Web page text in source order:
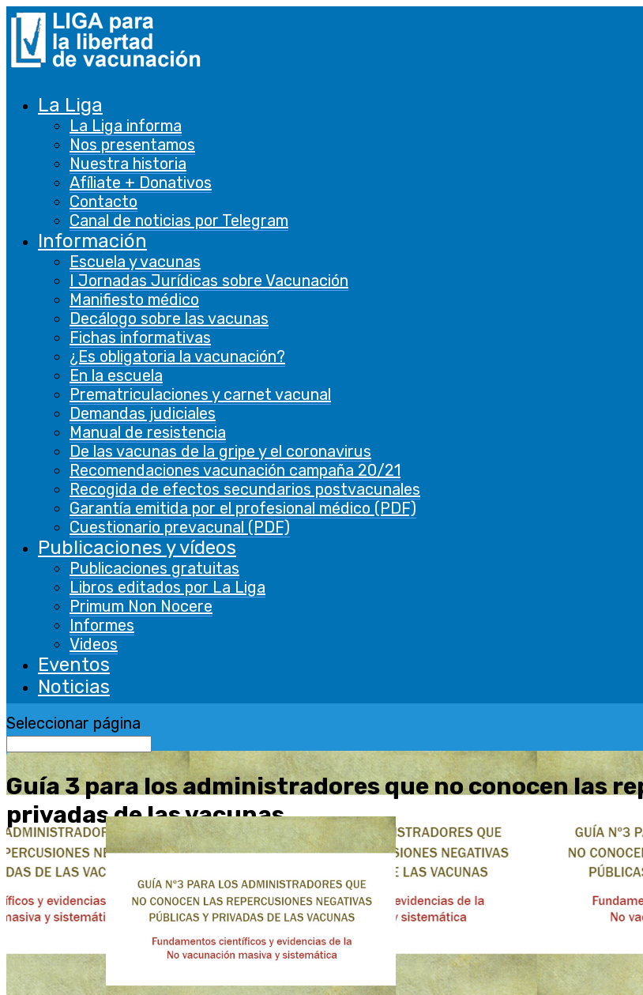
La Liga
La Liga informa
Nos presentamos
Nuestra historia
Afíliate + Donativos
Contacto
Canal de noticias por Telegram
Información
Escuela y vacunas
I Jornadas Jurídicas sobre Vacunación
Manifiesto médico
Decálogo sobre las vacunas
Fichas informativas
¿Es obligatoria la vacunación?
En la escuela
Prematriculaciones y carnet vacunal
Demandas judiciales
Manual de resistencia
De las vacunas de la gripe y el coronavirus
Recomendaciones vacunación campaña 20/21
Recogida de efectos secundarios postvacunales
Garantía emitida por el profesional médico (PDF)
Cuestionario prevacunal (PDF)
Publicaciones y vídeos
Publicaciones gratuitas
Libros editados por La Liga
Primum Non Nocere
Informes
Videos
Eventos
Noticias
Seleccionar página
Guía 3 para los administradores que no conocen las
privadas de las vacunas